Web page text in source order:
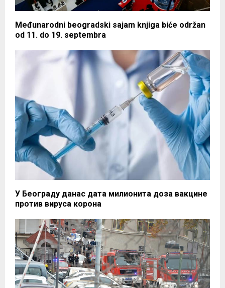
Međunarodni beogradski sajam knjiga biće održan
od 11. do 19. septembra
У Београду данас дата милионита доза вакцине
против вируса корона